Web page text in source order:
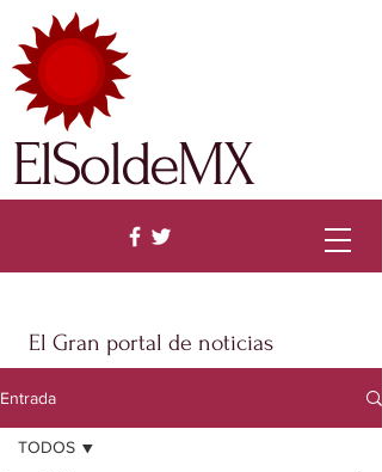
El Gran portal de noticias
ElSoldeMX
Entrada
TODOS